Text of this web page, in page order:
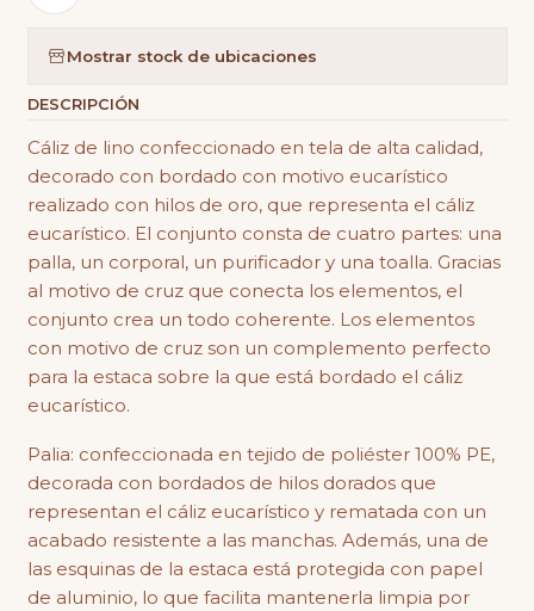
Mostrar stock de ubicaciones
DESCRIPCIÓN
Cáliz de lino confeccionado en tela de alta calidad,
decorado con bordado con motivo eucarístico
realizado con hilos de oro, que representa el cáliz
eucarístico. El conjunto consta de cuatro partes: una
palla, un corporal, un purificador y una toalla. Gracias
al motivo de cruz que conecta los elementos, el
conjunto crea un todo coherente. Los elementos
con motivo de cruz son un complemento perfecto
para la estaca sobre la que está bordado el cáliz
eucarístico.
Palia: confeccionada en tejido de poliéster 100% PE,
decorada con bordados de hilos dorados que
representan el cáliz eucarístico y rematada con un
acabado resistente a las manchas. Además, una de
las esquinas de la estaca está protegida con papel
de aluminio, lo que facilita mantenerla limpia por